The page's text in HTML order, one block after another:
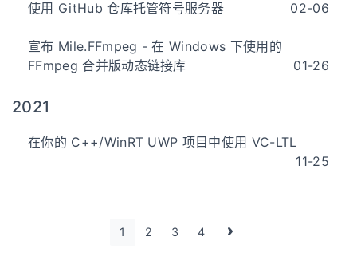
使用 GitHub 仓库托管符号服务器 02-06
宣布 Mile.FFmpeg - 在 Windows 下使用的
FFmpeg 合并版动态链接库
01-26
2021
在你的 C++/WinRT UWP 项目中使用 VC-LTL
11-25
1 2 3 4